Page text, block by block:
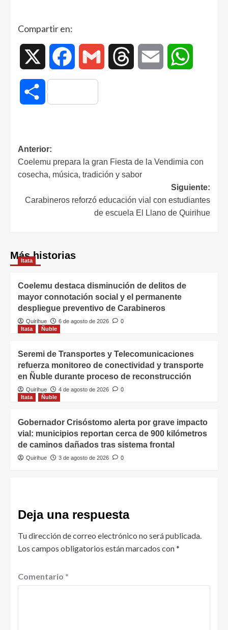
Compartir en:
Facebook Gmail Threads Email
Compartir
Anterior:
Coelemu prepara la gran Fiesta de la Vendimia con
cosecha, música, tradición y sabor
Siguiente:
Carabineros reforzó educación vial con estudiantes
de escuela El Llano de Quirihue
Más historias
Itata
Coelemu destaca disminución de delitos de
mayor connotación social y el permanente
despliegue preventivo de Carabineros
Quirihue 6 de agosto de 2026
0
Itata
Ñuble
Seremi de Transportes y Telecomunicaciones
refuerza monitoreo de conectividad y transporte
en Ñuble durante proceso de reconstrucción
Quirihue 4 de agosto de 2026
0
Itata
Ñuble
Gobernador Crisóstomo alerta por grave impacto
vial: municipios reportan cerca de 900 kilómetros
de caminos dañados tras sistema frontal
Quirihue 3 de agosto de 2026 0
Deja una respuesta
Tu dirección de correo electrónico no será publicada.
Los campos obligatorios están marcados con*
Comentario *